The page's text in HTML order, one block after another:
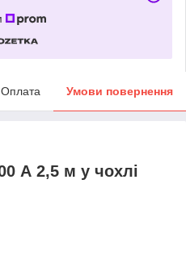
Оплата Умови повернення
А 2,5 м у чохлі